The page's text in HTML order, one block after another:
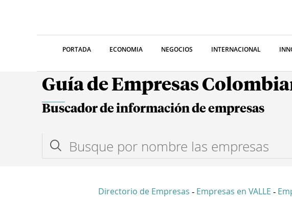
PORTADA ECONOMIA NEGOCIOS INTERNACIONAL
Guía de Empresas
Buscador de información de empresas
Directorio de Empresas - Empresas en VALLE -